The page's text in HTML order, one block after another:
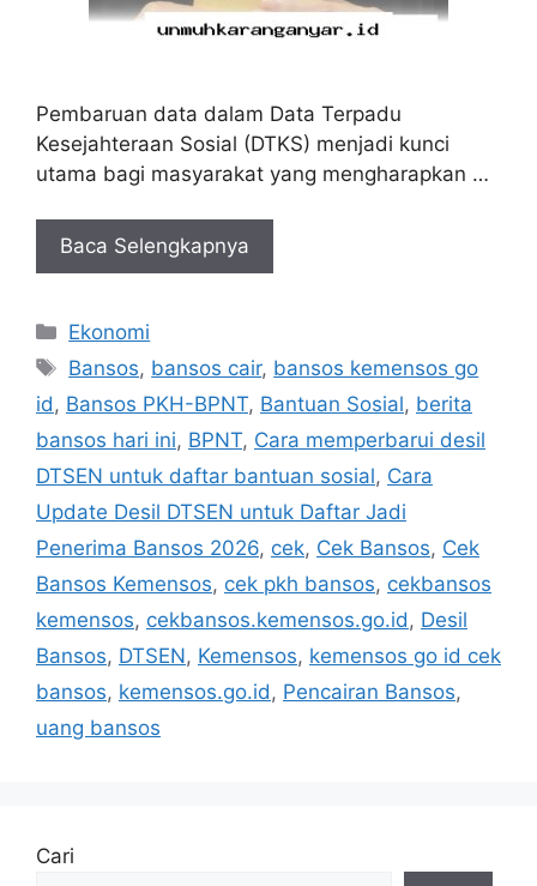
Pembaruan data dalam Data Terpadu
Kesejahteraan Sosial (DTKS) menjadi kunci
utama bagi masyarakat yang mengharapkan …
Baca Selengkapnya
Kategori
Ekonomi
Tag
Bansos, bansos cair, bansos kemensos go
id, Bansos PKH-BPNT, Bantuan Sosial, berita
bansos hari ini, BPNT, Cara memperbarui desil
DTSEN untuk daftar bantuan sosial, Cara
Update Desil DTSEN untuk Daftar Jadi
Penerima Bansos 2026, cek, Cek Bansos, Cek
Bansos Kemensos, cek pkh bansos, cekbansos
kemensos, cekbansos.kemensos.go.id, Desil
Bansos, DTSEN, Kemensos, kemensos go id cek
bansos, kemensos.go.id, Pencairan Bansos,
uang bansos
Cari